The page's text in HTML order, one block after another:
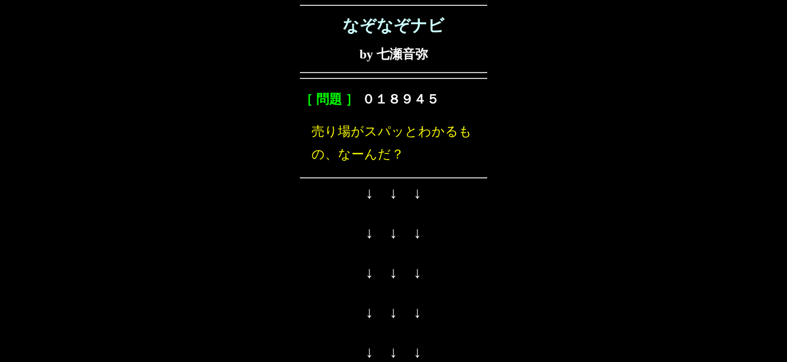
なぞなぞナビ
by 七瀬音弥
［ 問題 ］ ０１８９４５
売り場がスパッとわかるも
の、なーんだ？
↓ ↓ ↓
↓ ↓ ↓
↓ ↓ ↓
↓ ↓ ↓
↓ ↓ ↓